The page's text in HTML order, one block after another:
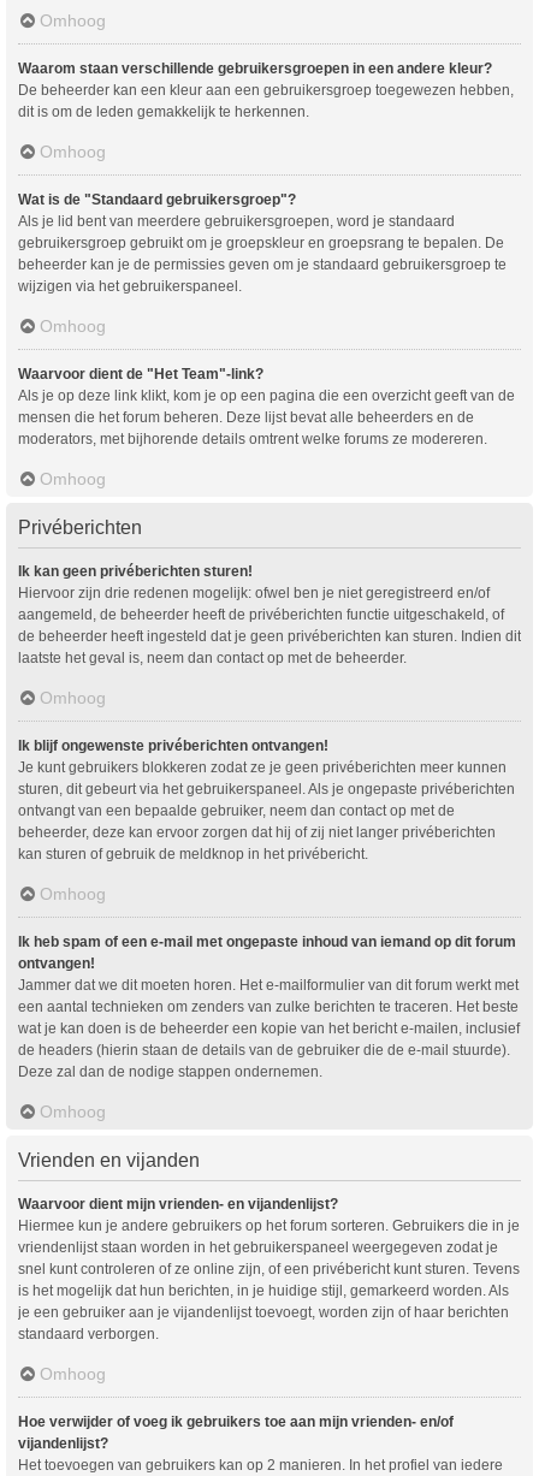
Omhoog
Waarom staan verschillende gebruikersgroepen in een andere kleur?
De beheerder kan een kleur aan een gebruikersgroep toegewezen hebben,
dit is om de leden gemakkelijk te herkennen.
Omhoog
Wat is de "Standaard gebruikersgroep"?
Als je lid bent van meerdere gebruikersgroepen, word je standaard
gebruikersgroep gebruikt om je groepskleur en groepsrang te bepalen. De
beheerder kan je de permissies geven om je standaard gebruikersgroep te
wijzigen via het gebruikerspaneel.
Omhoog
Waarvoor dient de "Het Team"-link?
Als je op deze link klikt, kom je op een pagina die een overzicht geeft van de
mensen die het forum beheren. Deze lijst bevat alle beheerders en de
moderators, met bijhorende details omtrent welke forums ze modereren.
Omhoog
Privéberichten
Ik kan geen privéberichten sturen!
Hiervoor zijn drie redenen mogelijk: ofwel ben je niet geregistreerd en/of
aangemeld, de beheerder heeft de privéberichten functie uitgeschakeld, of
de beheerder heeft ingesteld dat je geen privéberichten kan sturen. Indien dit
laatste het geval is, neem dan contact op met de beheerder.
Omhoog
Ik blijf ongewenste privéberichten ontvangen!
Je kunt gebruikers blokkeren zodat ze je geen privéberichten meer kunnen
sturen, dit gebeurt via het gebruikerspaneel. Als je ongepaste privéberichten
ontvangt van een bepaalde gebruiker, neem dan contact op met de
beheerder, deze kan ervoor zorgen dat hij of zij niet langer privéberichten
kan sturen of gebruik de meldknop in het privébericht.
Omhoog
Ik heb spam of een e-mail met ongepaste inhoud van iemand op dit forum
ontvangen!
Jammer dat we dit moeten horen. Het e-mailformulier van dit forum werkt met
een aantal technieken om zenders van zulke berichten te traceren. Het beste
wat je kan doen is de beheerder een kopie van het bericht e-mailen, inclusief
de headers (hierin staan de details van de gebruiker die de e-mail stuurde).
Deze zal dan de nodige stappen ondernemen.
Omhoog
Vrienden en vijanden
Waarvoor dient mijn vrienden- en vijandenlijst?
Hiermee kun je andere gebruikers op het forum sorteren. Gebruikers die in je
vriendenlijst staan worden in het gebruikerspaneel weergegeven zodat je
snel kunt controleren of ze online zijn, of een privébericht kunt sturen. Tevens
is het mogelijk dat hun berichten, in je huidige stijl, gemarkeerd worden. Als
je een gebruiker aan je vijandenlijst toevoegt, worden zijn of haar berichten
standaard verborgen.
Omhoog
Hoe verwijder of voeg ik gebruikers toe aan mijn vrienden- en/of
vijandenlijst?
Het toevoegen van gebruikers kan op 2 manieren. In het profiel van iedere